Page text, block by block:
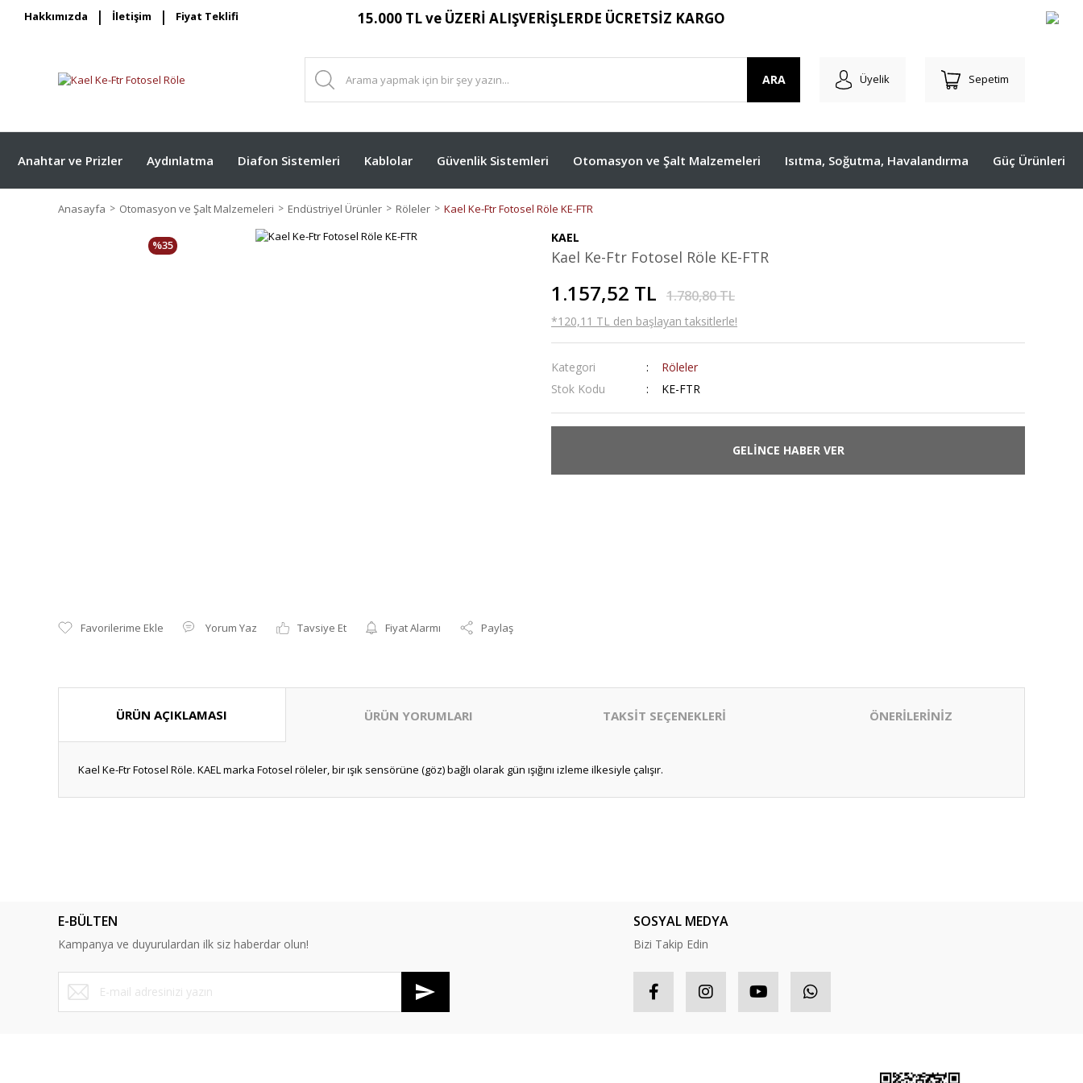
Hakkımızda İletişim Fiyat Teklifi 15.000 TL ve ÜZERİ ALIŞVERİŞLERDE ÜCRETSİZ KARGO
ARA Üyelik Sepetim
Anahtar ve Prizler Aydınlatma Diafon Sistemleri Kablolar Güvenlik Sistemleri Otomasyon ve Şalt Malzemeleri Isıtma, Soğutma, Havalandırma Güç Ürünleri
Anasayfa Otomasyon ve Şalt Malzemeleri Endüstriyel Ürünler Röleler Kael Ke-Ftr Fotosel Röle KE-FTR
%35
Yorum Yaz Tavsiye Et Fiyat Alarmı Paylaş
KAEL
Kael Ke-Ftr Fotosel Röle KE-FTR
1.157,52 TL 1.780,80 TL
*120,11 TL den başlayan taksitlerle!
Kategori
Röleler
Stok Kodu
KE-FTR
GELİNCE HABER VER
ÜRÜN AÇIKLAMASI ÜRÜN YORUMLARI TAKSİT SEÇENEKLERİ ÖNERİLERİNİZ
Kael Ke-Ftr Fotosel Röle. KAEL marka Fotosel röleler, bir ışık sensörüne (göz) bağlı olarak gün ışığını izleme ilkesiyle çalışır.
Ürün bilgilerinde hatalar bulunuyor.
Ürün fiyatı diğer sitelerden daha pahalı.
Bu ürüne benzer farklı alternatifler olmalı.
E-BÜLTEN
Kampanya ve duyurulardan ilk siz haberdar olun!
SOSYAL MEDYA
Bizi Takip Edin